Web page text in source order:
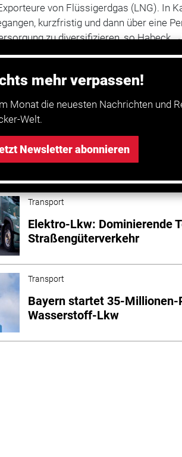
mehr verpassen!
Monat die neuesten Nachrichten und
Welt.
Newsletter abonnieren
von Flüssigerdgas (LNG). In
kurzfristig und dann über eine
zu diversifizieren, so Habeck.
Phase vorbereitet.“ (ste/dpa)
Thema entdecken
Transport
Habeck will EU-Klimastrafen
verhindern
Transport
Elektro-Lkw: Dominierende
Straßengüterverkehr
Transport
Bayern startet 35-Millionen-
Wasserstoff-Lkw